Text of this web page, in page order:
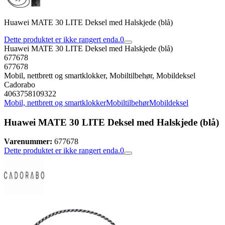
Huawei MATE 30 LITE Deksel med Halskjede (blå)
Dette produktet er ikke rangert enda.0
Huawei MATE 30 LITE Deksel med Halskjede (blå)
677678
677678
Mobil, nettbrett og smartklokker, Mobiltilbehør, Mobildeksel
Cadorabo
4063758109322
Mobil, nettbrett og smartklokkerMobiltilbehørMobildeksel
Huawei MATE 30 LITE Deksel med Halskjede (blå)
Varenummer: 677678
Dette produktet er ikke rangert enda.0